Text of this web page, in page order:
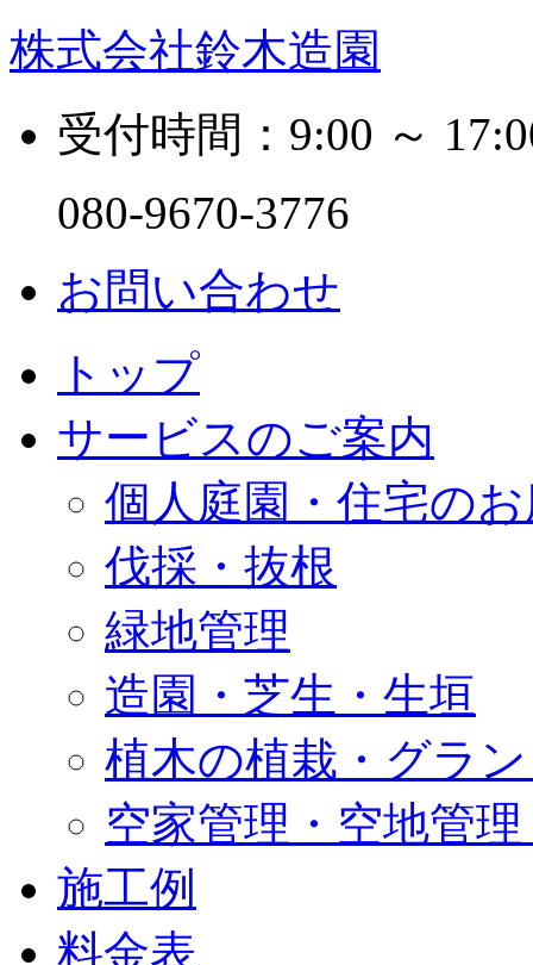
株式会社鈴木造園
受付時間：9:00 ～
080-9670-3776
お問い合わせ
トップ
サービスのご案内
個人庭園・住宅の
伐採・抜根
緑地管理
造園・芝生・生垣
植木の植栽・グラ
空家管理・空地管
施工例
料金表